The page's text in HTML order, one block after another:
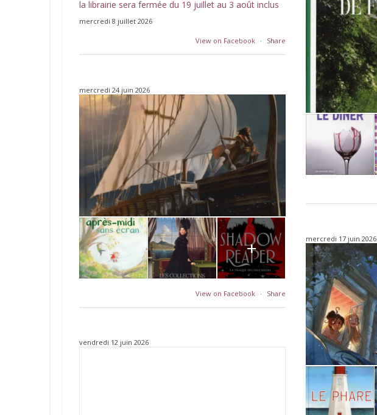
la librairie sera fermée du 19 juillet au 3 août inclus
mercredi 8 juillet 2026
View on Facebook · Share
mercredi 24 juin 2026
+
View on Facebook · Share
mercredi 17 juin 2026
vendredi 12 juin 2026